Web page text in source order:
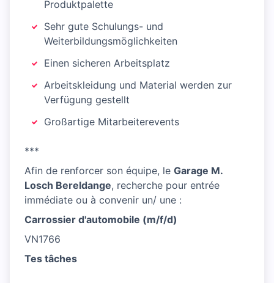
Produktpalette
Sehr gute Schulungs- und
Weiterbildungsmöglichkeiten
Einen sicheren Arbeitsplatz
Arbeitskleidung und Material werden zur
Verfügung gestellt
Großartige Mitarbeiterevents
***
Afin de renforcer son équipe, le Garage M.
Losch Bereldange, recherche pour entrée
immédiate ou à convenir un/ une :
Carrossier d'automobile (m/f/d)
VN1766
Tes tâches